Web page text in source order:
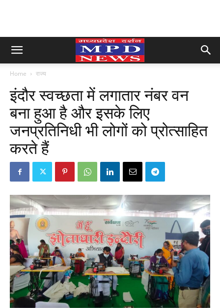
Home राज्य
इंदौर स्वच्छता में लगातार नंबर वन
बना हुआ है और इसके लिए
जनप्रतिनिधी भी लोगों को प्रोत्साहित
करते हैं